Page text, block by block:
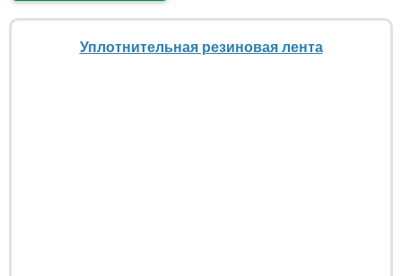
Уплотнительная резиновая лента